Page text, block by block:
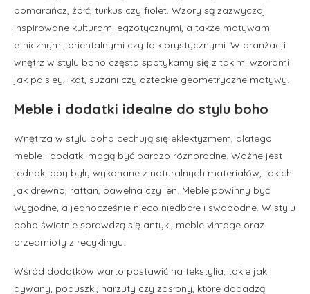
pomarańcz, żółć, turkus czy fiolet. Wzory są zazwyczaj
inspirowane kulturami egzotycznymi, a także motywami
etnicznymi, orientalnymi czy folklorystycznymi. W aranżacji
wnętrz w stylu boho często spotykamy się z takimi wzorami
jak paisley, ikat, suzani czy azteckie geometryczne motywy.
Meble i dodatki idealne do stylu boho
Wnętrza w stylu boho cechują się eklektyzmem, dlatego
meble i dodatki mogą być bardzo różnorodne. Ważne jest
jednak, aby były wykonane z naturalnych materiałów, takich
jak drewno, rattan, bawełna czy len. Meble powinny być
wygodne, a jednocześnie nieco niedbałe i swobodne. W stylu
boho świetnie sprawdzą się antyki, meble vintage oraz
przedmioty z recyklingu.
Wśród dodatków warto postawić na tekstylia, takie jak
dywany, poduszki, narzuty czy zasłony, które dodadzą